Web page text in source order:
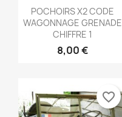
Aperçu rapide
POCHOIRS X2 CODE
WAGONNAGE GRENADE
CHIFFRE 1
8,00 €
favorite_border